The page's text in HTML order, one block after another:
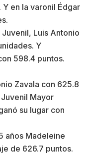
en la varonil Édgar
Luis Antonio
Y
598.4 puntos.
Zavala con 625.8
Mayor
su lugar con
años Madeleine
de 626.7 puntos.